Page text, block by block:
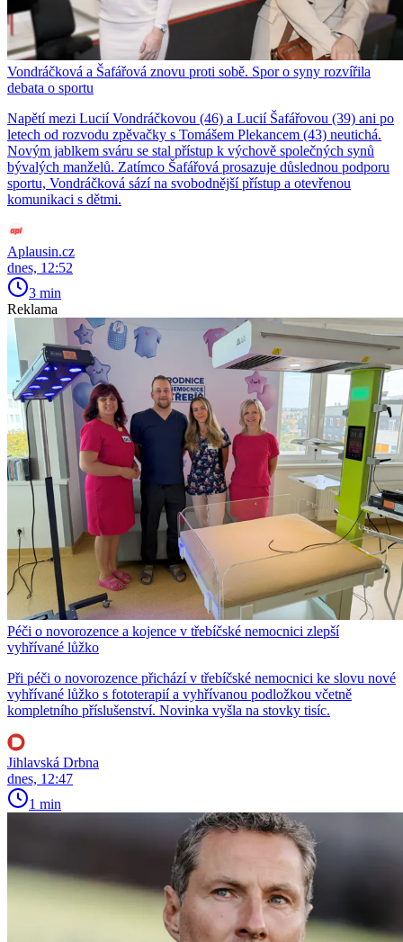
Vondráčková a Šafářová znovu proti sobě. Spor o syny rozvířila
debata o sportu
Napětí mezi Lucií Vondráčkovou (46) a Lucií Šafářovou (39) ani po
letech od rozvodu zpěvačky s Tomášem Plekancem (43) neutichá.
Novým jablkem sváru se stal přístup k výchově společných synů
bývalých manželů. Zatímco Šafářová prosazuje důslednou podporu
sportu, Vondráčková sází na svobodnější přístup a otevřenou
komunikaci s dětmi.
Aplausin.cz
dnes, 12:52
3 min
Reklama
Péči o novorozence a kojence v třebíčské nemocnici zlepší
vyhřívané lůžko
Při péči o novorozence přichází v třebíčské nemocnici ke slovu nové
vyhřívané lůžko s fototerapií a vyhřívanou podložkou včetně
kompletního příslušenství. Novinka vyšla na stovky tisíc.
Jihlavská Drbna
dnes, 12:47
1 min